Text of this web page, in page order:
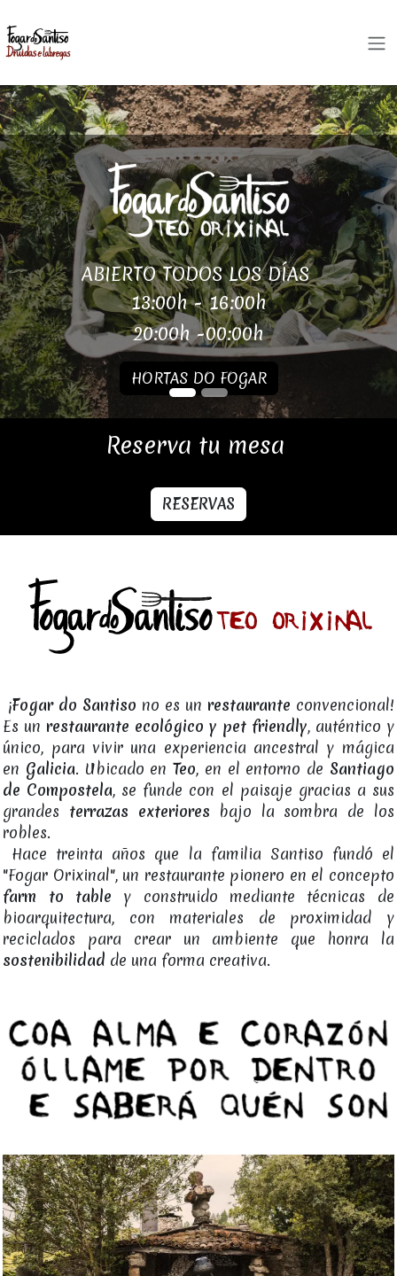
ABIERTO TODOS LOS DÍAS
13:00h - 16:00h
20:00h -00:00h
HORTAS DO FOGAR
Reserva tu mesa
RESERVAS
¡Fogar do Santiso no es un restaurante convencional!
Es un restaurante ecológico y pet friendly, auténtico y
único, para vivir una experiencia ancestral y mágica
en Galicia. Ubicado enTeo, en el entorno de Santiago
de Compostela, se funde con el paisaje gracias a sus
grandes terrazas exteriores bajo la sombra de los
robles.
Hace treinta años que la familia Santiso fundó el
"Fogar Orixinal", un restaurante pionero en el concepto
farm to table y construido mediante técnicas de
bioarquitectura, con materiales de proximidad y
reciclados para crear un ambiente que honra la
sostenibilidad de una forma creativa.